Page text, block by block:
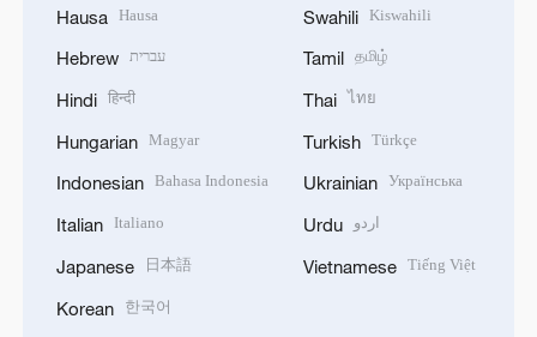
Hausa Hausa
Hebrew עברית
Hindi हिन्दी
Hungarian Magyar
Indonesian Bahasa Indonesia
Italian Italiano
Japanese 日本語
Korean 한국어
Swahili Kiswahili
Tamil தமிழ்
Thai ไทย
Turkish Türkçe
Ukrainian Українська
Urdu اردو
Vietnamese Tiếng Việt